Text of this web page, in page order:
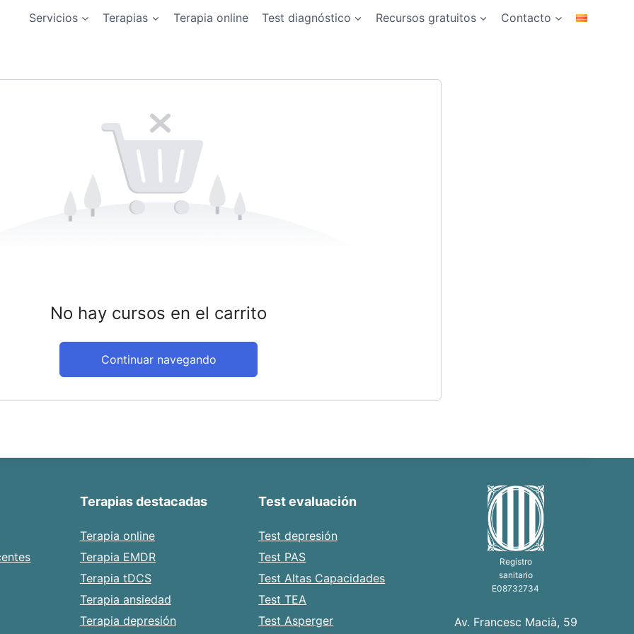
Servicios Terapias Terapia online Test diagnóstico Recursos gratuitos Contacto
No hay cursos en el carrito
Continuar navegando
Terapias destacadas
Terapia online
Terapia EMDR
Terapia tDCS
Terapia ansiedad
Terapia depresión
Test evaluación
Test depresión
Test PAS
Test Altas Capacidades
Test TEA
Test Asperger
Registro
sanitario
E08732734
Av. Francesc Macià, 59